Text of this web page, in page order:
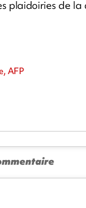
plaidoiries de la
AFP